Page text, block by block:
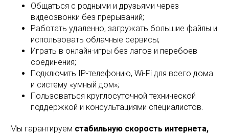
Общаться с родными и друзьями через
видеозвонки без прерываний;
Работать удаленно, загружать большие файлы и
использовать облачные сервисы;
Играть в онлайн-игры без лагов и перебоев
соединения;
Подключить IP-телефонию, Wi-Fi для всего дома
и систему «умный дом»;
Пользоваться круглосуточной технической
поддержкой и консультациями специалистов.
Мы гарантируем стабильную скорость интернета,